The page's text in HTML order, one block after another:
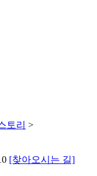
토리 >
[찾아오시는 길]